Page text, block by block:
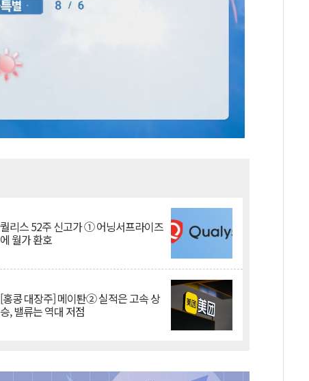
퀄리스 52주 신고가 ① 어닝서프라이즈
에 월가 환호
[홍콩 대장주] 메이퇀② 실적은 고속 상
승, 밸류는 역대 저점